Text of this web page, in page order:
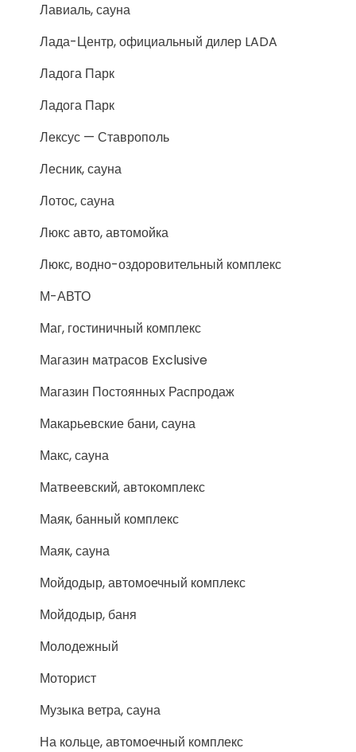
Лавиаль, сауна
Лада-Центр, официальный дилер LADA
Ладога Парк
Ладога Парк
Лексус — Ставрополь
Лесник, сауна
Лотос, сауна
Люкс авто, автомойка
Люкс, водно-оздоровительный комплекс
М-АВТО
Маг, гостиничный комплекс
Магазин матрасов Exclusive
Магазин Постоянных Распродаж
Макарьевские бани, сауна
Макс, сауна
Матвеевский, автокомплекс
Маяк, банный комплекс
Маяк, сауна
Мойдодыр, автомоечный комплекс
Мойдодыр, баня
Молодежный
Моторист
Музыка ветра, сауна
На кольце, автомоечный комплекс